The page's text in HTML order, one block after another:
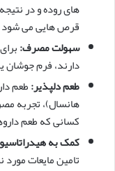
های روده و در
قرص هایی می شود
سهولت مصرف:
دارند، فرم جوشان
طعم دلپذیر:طعم
هانسال)، تجربه
کسانی که طعم
کمک به
تامین مایعات